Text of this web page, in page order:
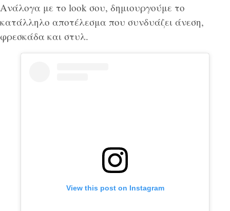
Ανάλογα με το look σου, δημιουργούμε το
κατάλληλο αποτέλεσμα που συνδυάζει άνεση,
φρεσκάδα και στυλ.
View this post on Instagram